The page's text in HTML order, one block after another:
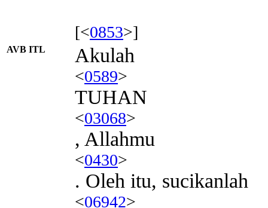
[<0853>]
AVB ITL Akulah
<0589>
TUHAN
<03068>
, Allahmu
<0430>
. Oleh itu, sucikanlah
<06942>